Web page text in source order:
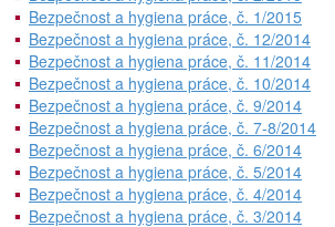
Bezpečnost a hygiena práce, č. 1/2015
Bezpečnost a hygiena práce, č. 12/2014
Bezpečnost a hygiena práce, č. 11/2014
Bezpečnost a hygiena práce, č. 10/2014
Bezpečnost a hygiena práce, č. 9/2014
Bezpečnost a hygiena práce, č. 7-8/2014
Bezpečnost a hygiena práce, č. 6/2014
Bezpečnost a hygiena práce, č. 5/2014
Bezpečnost a hygiena práce, č. 4/2014
Bezpečnost a hygiena práce, č. 3/2014